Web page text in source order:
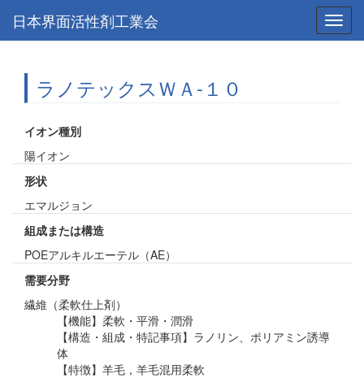
日本界面活性剤工業会
ラノテックスＷＡ-１０
イオン種別
陽イオン
形状
エマルジョン
組成または構造
POEアルキルエーテル（AE）
需要分野
繊維（柔軟仕上剤）
【機能】柔軟・平滑・潤滑
【構造・組成・特記事項】ラノリン、ポリアミン誘導
体
【特徴】羊毛，羊毛混用柔軟